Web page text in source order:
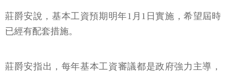
莊爵安說，基本工資預期明年1月1日實施，希望屆時
已經有配套措施。
莊爵安指出，每年基本工資審議都是政府強力主導，